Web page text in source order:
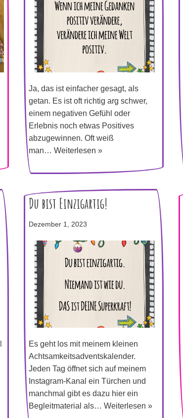
Ja, das ist einfacher gesagt, als
getan. Es ist oft richtig arg schwer,
einem negativen Gefühl oder
Erlebnis noch etwas Positives
abzugewinnen. Oft weiß
man… Weiterlesen »
Du bist Einzigartig!
Dezember 1, 2023
Es geht los mit meinem kleinen
Achtsamkeitsadventskalender.
Jeden Tag öffnet sich auf meinem
Instagram-Kanal ein Türchen und
manchmal gibt es dazu hier ein
Begleitmaterial als… Weiterlesen »